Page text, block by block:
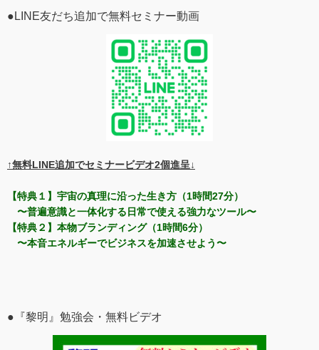
●LINE友だち追加で無料セミナー動画
↑無料LINE追加でセミナービデオ2個進呈↓
【特典１】宇宙の真理に沿った生き方（1時間27分）
〜普遍意識と一体化する日常で使える強力なツール〜
【特典２】本物ブランディング（1時間6分）
〜本音エネルギーでビジネスを加速させよう〜
●『黎明』勉強会・無料ビデオ